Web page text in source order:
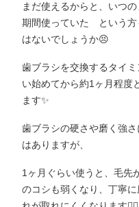
まだ使えるからと、いつ
期間使っていた という方
はないでしょうか😣
歯ブラシを交換するタイ
い始めてから約1 ヶ月程度
ます✨
歯ブラシの硬さや磨く強
はありますが、
1ヶ月ぐらい使うと、毛先
のコシも弱くなり、丁寧